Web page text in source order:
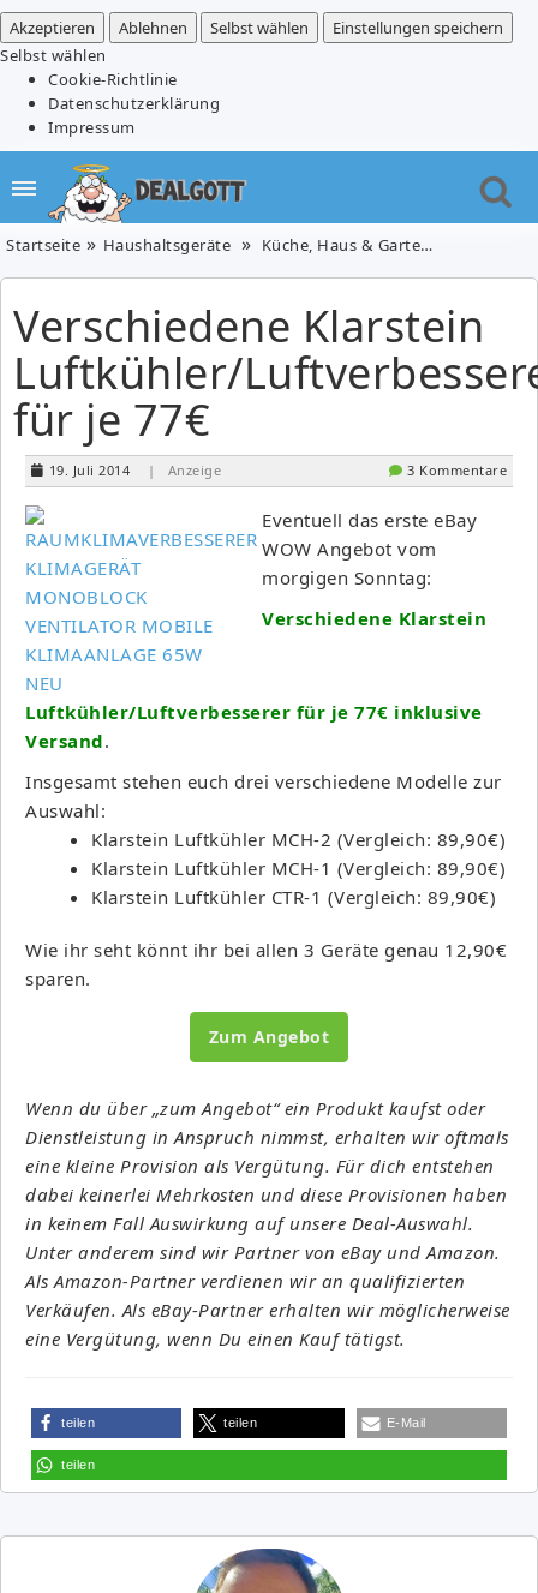
Akzeptieren
Ablehnen Selbst wählen
Einstellungen speichern
Selbst wählen
Cookie-Richtlinie
Datenschutzerklärung
Impressum
Startseite Haushaltsgeräte Küche, Haus & Garten
Verschiedene Klarstein
Luftkühler/
für je 77€
19. Juli 2014 | Anzeige 3 Kommentare
Eventuell das erste eBay
WOW Angebot vom
morgigen Sonntag:
Verschiedene Klarstein
Luftkühler/Luftverbesserer für je 77€ inklusive
Versand.
Insgesamt stehen euch drei verschiedene Modelle zur
Auswahl:
Klarstein Luftkühler MCH-2 (Vergleich: 89,90€)
Klarstein Luftkühler MCH-1 (Vergleich: 89,90€)
Klarstein Luftkühler CTR-1 (Vergleich: 89,90€)
Wie ihr seht könnt ihr bei allen 3 Geräte genau 12,90€
sparen.
Zum Angebot
Wenn du über „zum Angebot“ ein Produkt kaufst oder
Dienstleistung in Anspruch nimmst, erhalten wir oftmals
eine kleine Provision als Vergütung. Für dich entstehen
dabei keinerlei Mehrkosten und diese Provisionen haben
in keinem Fall Auswirkung auf unsere Deal-Auswahl.
Unter anderem sind wir Partner von eBay und Amazon.
Als Amazon-Partner verdienen wir an qualifizierten
Verkäufen. Als eBay-Partner erhalten wir möglicherweise
eine Vergütung, wenn Du einen Kauf tätigst.
teilen teilen E-Mail
teilen